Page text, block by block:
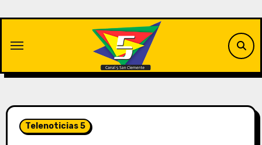
contenido
Telenoticias 5